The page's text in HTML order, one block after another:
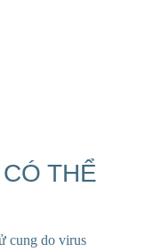
THỂ
cung do virus